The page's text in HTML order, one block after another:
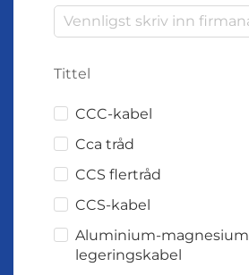
Tittel
CCC-kabel
Cca tråd
CCS flertråd
CCS-kabel
Aluminium-magnesium
legeringskabel